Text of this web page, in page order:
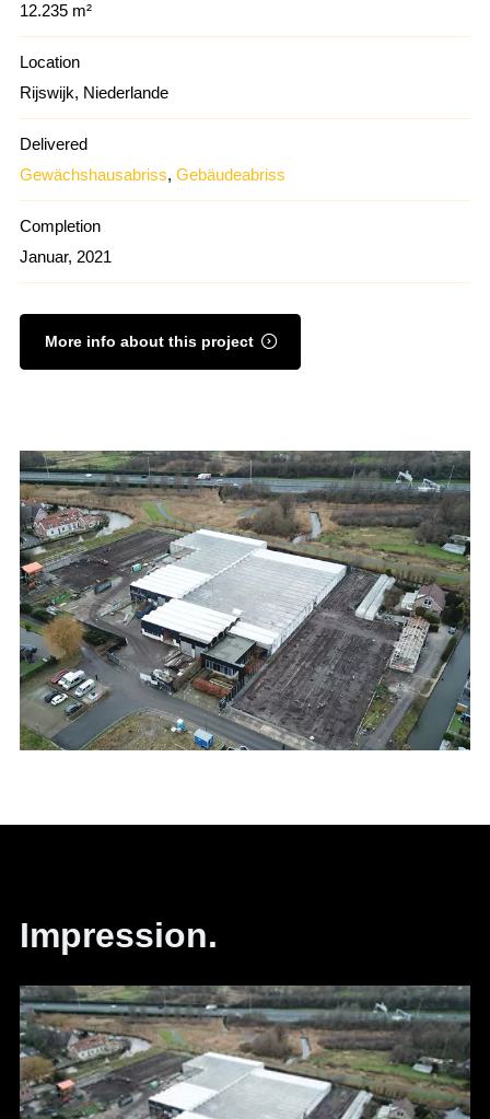
12.235 m²
Location
Rijswijk, Niederlande
Delivered
Gewächshausabriss, Gebäudeabriss
Completion
Januar, 2021
More info about this project
Impression.